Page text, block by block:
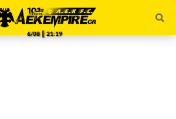
6/08 ║ 21:19